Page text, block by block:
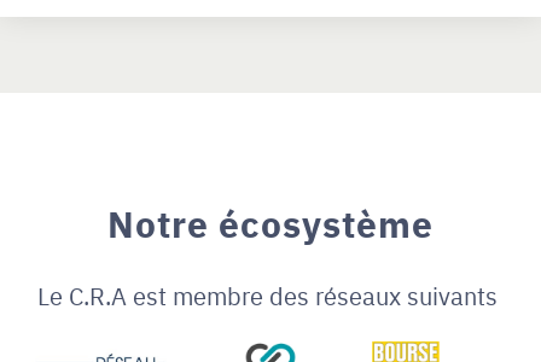
Notre écosystème
Le C.R.A est membre des réseaux suivants